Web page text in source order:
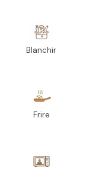
Blanchir
Frire